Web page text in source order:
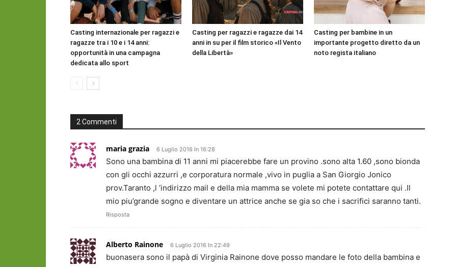
Casting internazionale per ragazzi e
ragazze tra i 10 e i 14 anni:
opportunità in una campagna
dedicata allo sport
Casting per ragazzi e ragazze dai 14
anni in su per il film storico «Il Vento
della Libertà»
Casting per bambine in un
importante progetto diretto da un
noto regista italiano
2 Commenti
maria grazia 6 Luglio 2016 In 16:28
Sono una bambina di 11 anni mi piacerebbe fare un provino .sono alta 1.60 ,sono bionda
con gli occhi azzurri ,e corporatura normale ,vivo in puglia a San Giorgio Jonico
prov.Taranto ,l ‘indirizzo mail e della mia mamma se volete mi potete contattare qui .Il
mio piu’grande sogno e diventare un attrice anche se gia so che i sacrifici saranno tanti.
Risposta
Alberto Rainone 6 Luglio 2016 In 22:49
buonasera sono il papà di Virginia Rainone dove posso mandare le foto della bambina e